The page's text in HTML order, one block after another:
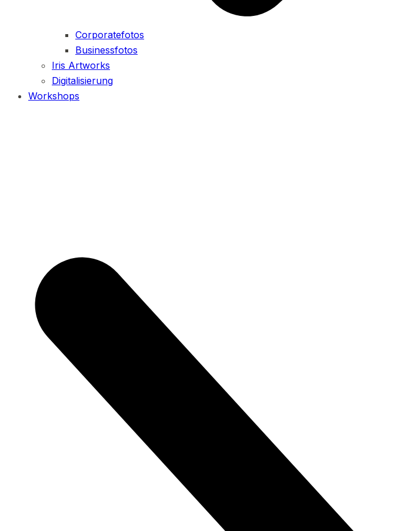
Corporatefotos
Businessfotos
Iris Artworks
Digitalisierung
Workshops